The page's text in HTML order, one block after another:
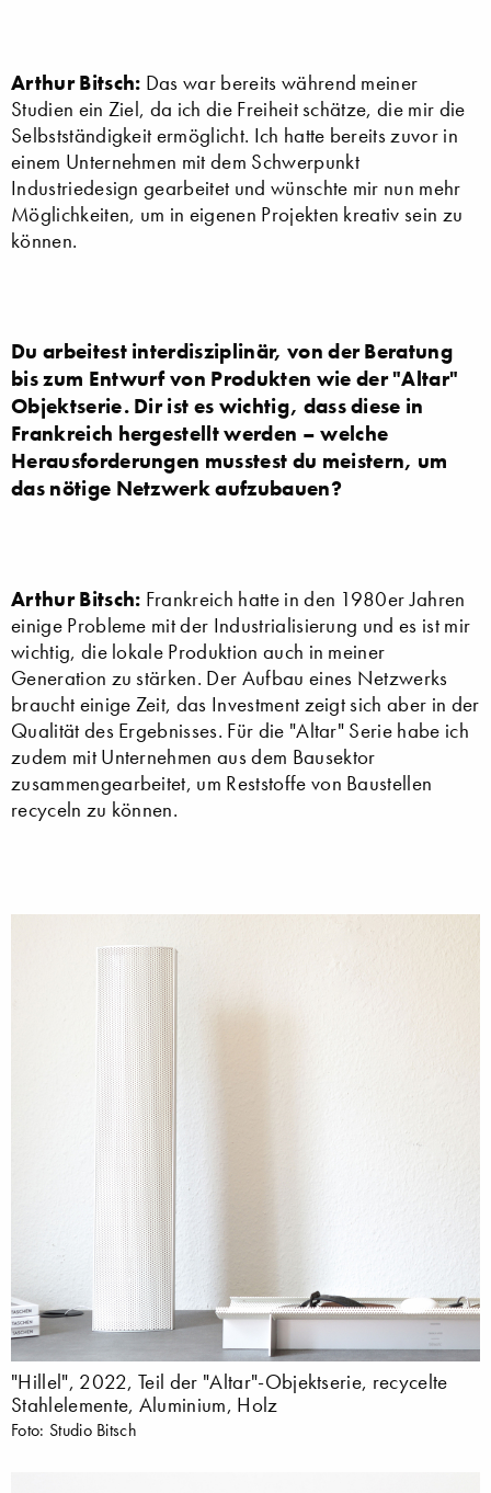
Arthur Bitsch: Das war bereits während meiner
Studien ein Ziel, da ich die Freiheit schätze, die mir die
Selbstständigkeit ermöglicht. Ich hatte bereits zuvor in
einem Unternehmen mit dem Schwerpunkt
Industriedesign gearbeitet und wünschte mir nun mehr
Möglichkeiten, um in eigenen Projekten kreativ sein zu
können.
Du arbeitest interdisziplinär, von der Beratung
bis zum Entwurf von Produkten wie der "Altar"
Objektserie. Dir ist es wichtig, dass diese in
Frankreich hergestellt werden – welche
Herausforderungen musstest du meistern, um
das nötige Netzwerk aufzubauen?
Arthur Bitsch: Frankreich hatte in den 1980er Jahren
einige Probleme mit der Industrialisierung und es ist mir
wichtig, die lokale Produktion auch in meiner
Generation zu stärken. Der Aufbau eines Netzwerks
braucht einige Zeit, das Investment zeigt sich aber in der
Qualität des Ergebnisses. Für die "Altar" Serie habe ich
zudem mit Unternehmen aus dem Bausektor
zusammengearbeitet, um Reststoffe von Baustellen
recyceln zu können.
"Hillel", 2022, Teil der "Altar"-Objektserie, recycelte
Stahlelemente, Aluminium, Holz
Foto: Studio Bitsch